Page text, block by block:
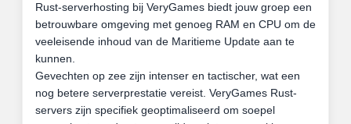
Rust-serverhosting bij VeryGames biedt jouw groep een
betrouwbare omgeving met genoeg RAM en CPU om de
veeleisende inhoud van de Maritieme Update aan te
kunnen.
Gevechten op zee zijn intenser en tactischer, wat een
nog betere serverprestatie vereist. VeryGames Rust-
servers zijn specifiek geoptimaliseerd om soepel